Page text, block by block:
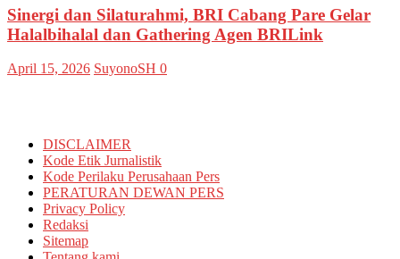
Sinergi dan Silaturahmi, BRI Cabang Pare Gelar
Halalbihalal dan Gathering Agen BRILink
April 15, 2026 SuyonoSH 0
DISCLAIMER
Kode Etik Jurnalistik
Kode Perilaku Perusahaan Pers
PERATURAN DEWAN PERS
Privacy Policy
Redaksi
Sitemap